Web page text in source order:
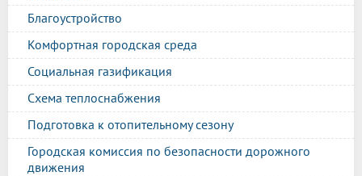
Благоустройство
Комфортная городская среда
Социальная газификация
Схема теплоснабжения
Подготовка к отопительному сезону
Городская комиссия по безопасности дорожного
движения